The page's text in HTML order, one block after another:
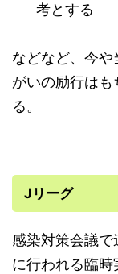
考とする
などなど、今や
がいの励行は
る。
Jリーグ
感染対策会議で
に行われる臨